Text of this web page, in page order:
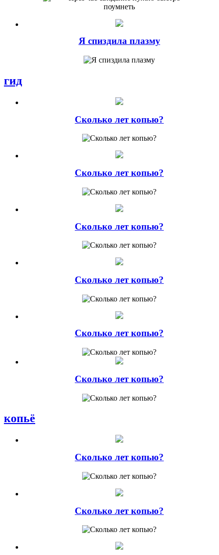
Я спиздила плазму
гид
Сколько лет копью?
Сколько лет копью?
Сколько лет копью?
Сколько лет копью?
Сколько лет копью?
Сколько лет копью?
копьё
Сколько лет копью?
Сколько лет копью?